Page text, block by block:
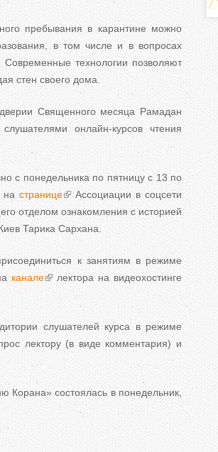
пребывания в карантине можно
в том числе и в вопросах
технологии позволяют
стен своего дома.
Священного месяца Рамадан
онлайн-курсов чтения
с понедельника по пятницу с 13 по
на странице
Ассоциации в соцсети
отделом ознакомления с историей
Тарика Сархана.
к занятиям в режиме
канале
лектора на видеохостинге
слушателей курса в режиме
лектору (в виде комментария) и
Корана» состоялась в понедельник,
ь
е
а
к